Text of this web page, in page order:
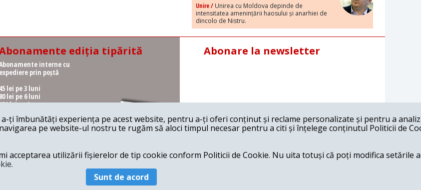
Unire / Unirea cu Moldova depinde de
intensitatea amenințării haosului și anarhiei de
dincolo de Nistru.
ediția tipărită
interne cu
expediere prin poștă
45 lei pe 3 luni
80 lei pe 6 luni
lei pe 1 an
interne cu
ridicare de la redacție
lei pe 6 luni
lei pe 1 an
Abonare la newsletter
© 2026 Revista 22
ți îmbunătăți experiența pe acest website, pentru a-ți oferi conținut și reclame personalizate și pentru a
pe website-ul nostru te rugăm să aloci timpul necesar pentru a citi și înțelege conținutul Politicii de
acceptarea utilizării fișierelor de tip cookie conform Politicii de Cookie. Nu uita totuși că poți modifica setările
Sunt de acord